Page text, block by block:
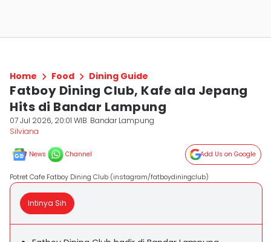
Home Food Dining Guide
Fatboy Dining Club, Kafe ala Jepang
Hits di Bandar Lampung
07 Jul 2026, 20:01 WIB Bandar Lampung
Silviana
News Channel Add Us on Google
Potret Cafe Fatboy Dining Club (instagram/fatboydiningclub)
Intinya Sih